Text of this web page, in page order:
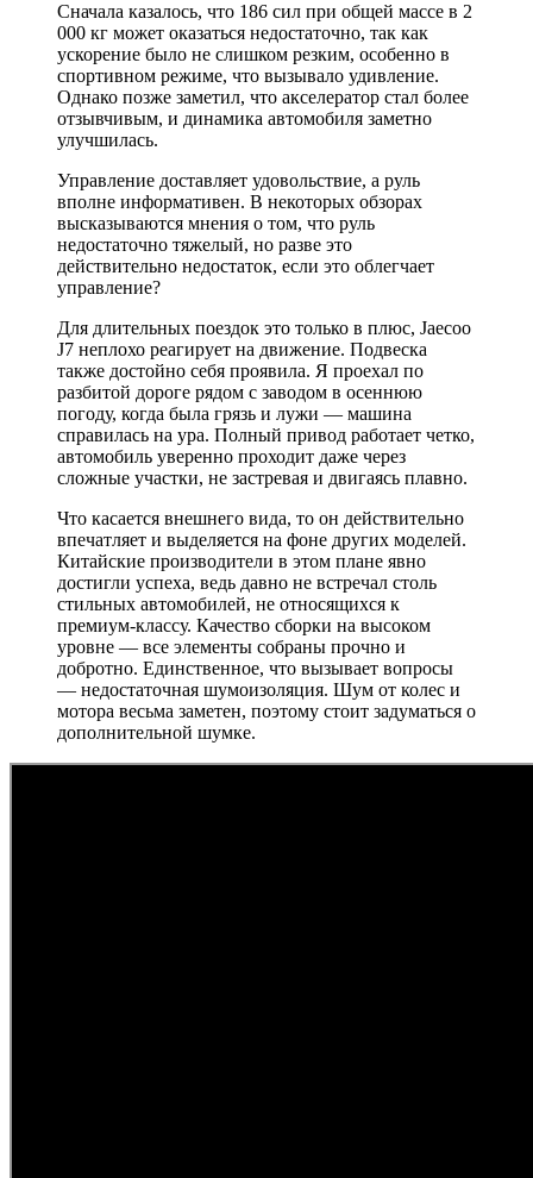
Сначала казалось, что 186 сил при общей массе в 2
000 кг может оказаться недостаточно, так как
ускорение было не слишком резким, особенно в
спортивном режиме, что вызывало удивление.
Однако позже заметил, что акселератор стал более
отзывчивым, и динамика автомобиля заметно
улучшилась.
Управление доставляет удовольствие, а руль
вполне информативен. В некоторых обзорах
высказываются мнения о том, что руль
недостаточно тяжелый, но разве это
действительно недостаток, если это облегчает
управление?
Для длительных поездок это только в плюс, Jaecoo
J7 неплохо реагирует на движение. Подвеска
также достойно себя проявила. Я проехал по
разбитой дороге рядом с заводом в осеннюю
погоду, когда была грязь и лужи — машина
справилась на ура. Полный привод работает четко,
автомобиль уверенно проходит даже через
сложные участки, не застревая и двигаясь плавно.
Что касается внешнего вида, то он действительно
впечатляет и выделяется на фоне других моделей.
Китайские производители в этом плане явно
достигли успеха, ведь давно не встречал столь
стильных автомобилей, не относящихся к
премиум-классу. Качество сборки на высоком
уровне — все элементы собраны прочно и
добротно. Единственное, что вызывает вопросы
— недостаточная шумоизоляция. Шум от колес и
мотора весьма заметен, поэтому стоит задуматься о
дополнительной шумке.